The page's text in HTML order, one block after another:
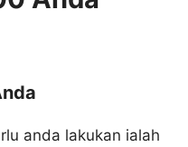
anda lakukan ialah